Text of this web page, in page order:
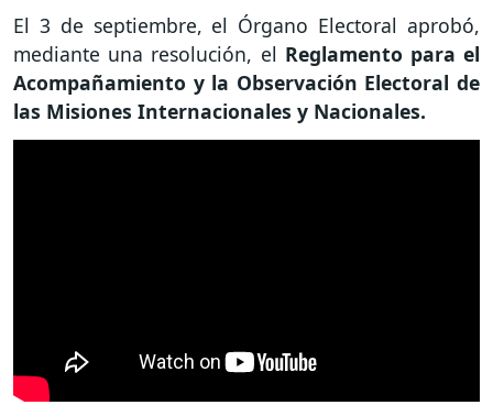
El 3 de septiembre, el Órgano Electoral aprobó,
mediante una resolución, el Reglamento para el
Acompañamiento y la Observación Electoral de
las Misiones Internacionales y Nacionales.